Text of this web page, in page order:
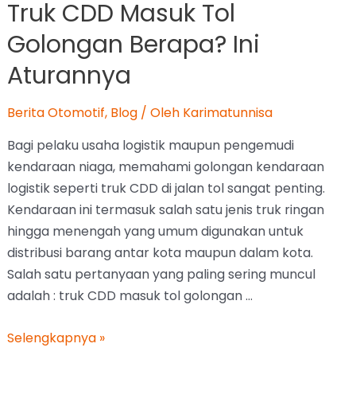
Truk CDD Masuk Tol
Golongan Berapa? Ini
Aturannya
Berita Otomotif, Blog/ Oleh Karimatunnisa
Bagi pelaku usaha logistik maupun pengemudi
kendaraan niaga, memahami golongan kendaraan
logistik seperti truk CDD di jalan tol sangat penting.
Kendaraan ini termasuk salah satu jenis truk ringan
hingga menengah yang umum digunakan untuk
distribusi barang antar kota maupun dalam kota.
Salah satu pertanyaan yang paling sering muncul
adalah : truk CDD masuk tol golongan …
Selengkapnya »